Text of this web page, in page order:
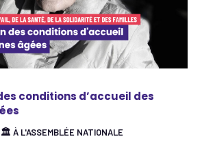
conditions d’accueil des
🏛 À L'ASSEMBLÉE NATIONALE